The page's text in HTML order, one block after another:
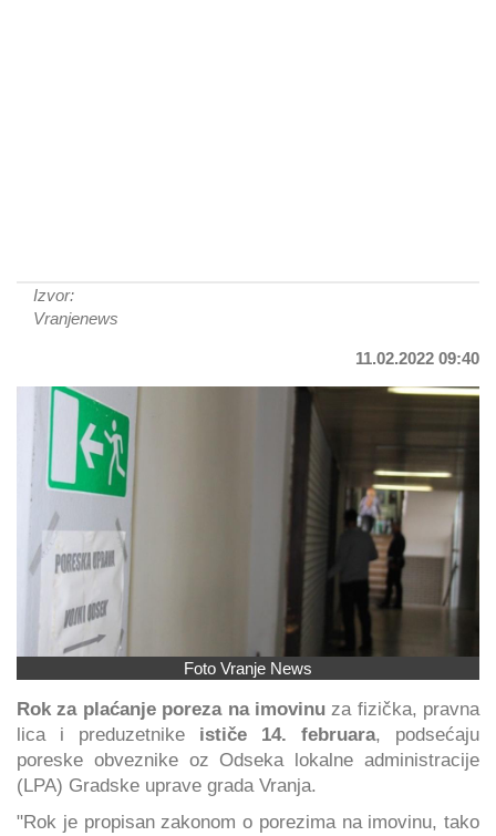
Izvor:
Vranjenews
11.02.2022 09:40
Foto Vranje News
Rok za plaćanje poreza na imovinuza fizička, pravna
lica i preduzetnike ističe 14. februara, podsećaju
poreske obveznike oz Odseka lokalne administracije
(LPA) Gradske uprave grada Vranja.
"Rok je propisan zakonom o porezima na imovinu, tako